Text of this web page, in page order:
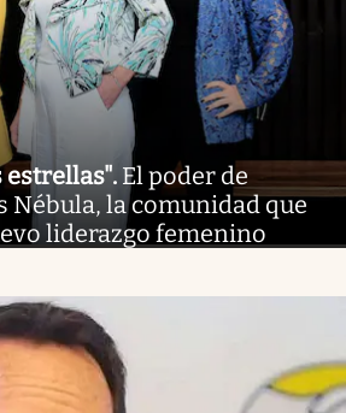
estrellas". El poder de
Nébula, la comunidad que
liderazgo femenino